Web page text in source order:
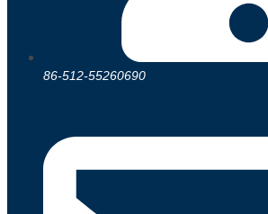
86-512-55260690